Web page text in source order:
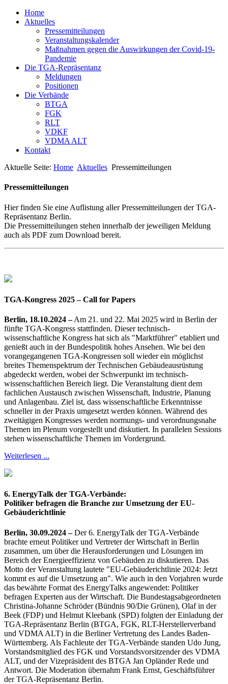
Home
Aktuelles
Pressemitteilungen
Veranstaltungskalender
Maßnahmen gegen die Auswirkungen der Covid-19-
Pandemie
Die TGA-Repräsentanz
Meldungen
Positionen
Die Verbände
BTGA
FGK
RLT
VDKF
VDMA ALT
Kontakt
Aktuelle Seite: Home Aktuelles Pressemitteilungen
Pressemitteilungen
Hier finden Sie eine Auflistung aller Pressemitteilungen der TGA-
Repräsentanz Berlin.
Die Pressemitteilungen stehen innerhalb der jeweiligen Meldung
auch als PDF zum Download bereit.
TGA-Kongress 2025 – Call for Papers
Berlin, 18.10.2024 –Am 21. und 22. Mai 2025 wird in Berlin der
fünfte TGA-Kongress stattfinden. Dieser technisch-
wissenschaftliche Kongress hat sich als "Marktführer" etabliert und
genießt auch in der Bundespolitik hohes Ansehen. Wie bei den
vorangegangenen TGA-Kongressen soll wieder ein möglichst
breites Themenspektrum der Technischen Gebäudeausrüstung
abgedeckt werden, wobei der Schwerpunkt im technisch-
wissenschaftlichen Bereich liegt. Die Veranstaltung dient dem
fachlichen Austausch zwischen Wissenschaft, Industrie, Planung
und Anlagenbau. Ziel ist, dass wissenschaftliche Erkenntnisse
schneller in der Praxis umgesetzt werden können. Während des
zweitägigen Kongresses werden normungs- und verordnungsnahe
Themen im Plenum vorgestellt und diskutiert. In parallelen Sessions
stehen wissenschaftliche Themen im Vordergrund.
Weiterlesen ...
6. EnergyTalk der TGA-Verbände:
Politiker befragen die Branche zur Umsetzung der EU-
Gebäuderichtlinie
Berlin, 30.09.2024–Der 6. EnergyTalk der TGA-Verbände
brachte erneut Politiker und Vertreter der Wirtschaft in Berlin
zusammen, um über die Herausforderungen und Lösungen im
Bereich der Energieeffizienz von Gebäuden zu diskutieren. Das
Motto der Veranstaltung lautete "EU-Gebäuderichtlinie 2024: Jetzt
kommt es auf die Umsetzung an". Wie auch in den Vorjahren wurde
das bewährte Format des EnergyTalks angewendet: Politiker
befragen Experten aus der Wirtschaft. Die Bundestagsabgeordneten
Christina-Johanne Schröder (Bündnis 90/Die Grünen), Olaf in der
Beek (FDP) und Helmut Kleebank (SPD) folgten der Einladung der
TGA-Repräsentanz Berlin (BTGA, FGK, RLT-Herstellerverband
und VDMA ALT) in die Berliner Vertretung des Landes Baden-
Württemberg. Als Fachleute der TGA-Verbände standen Udo Jung,
Vorstandsmitglied des FGK und Vorstandsvorsitzender des VDMA
ALT, und der Vizepräsident des BTGA Jan Opländer Rede und
Antwort. Die Moderation übernahm Frank Ernst, Geschäftsführer
der TGA-Repräsentanz Berlin.